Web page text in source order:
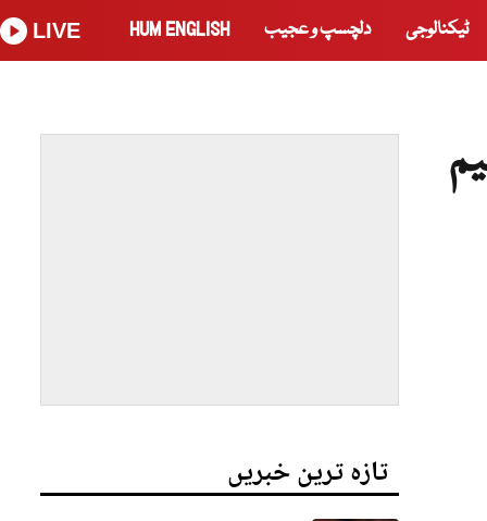
ٹیکنالوجی دلچسپ و عجیب HUM ENGLISH
LIVE
تازہ ترین خبریں